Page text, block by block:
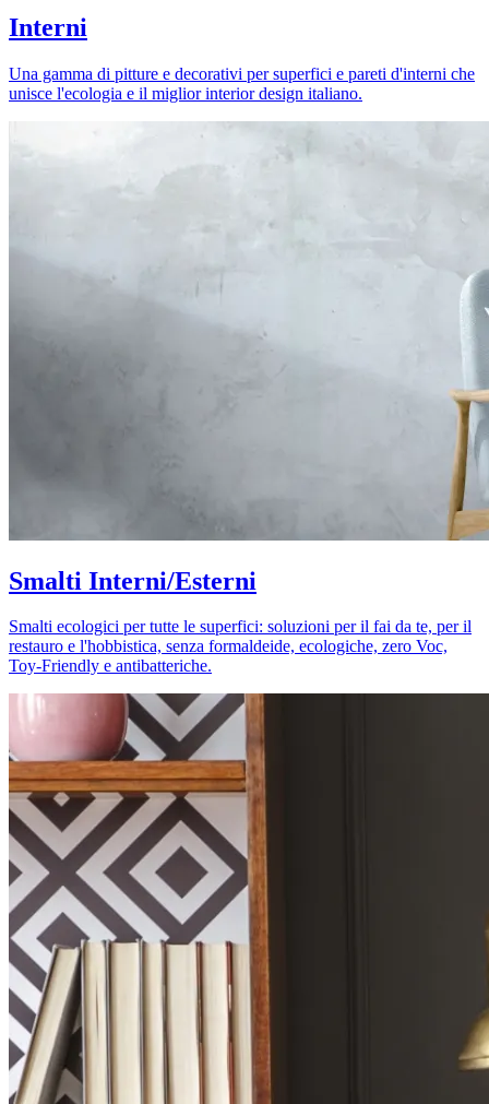
Interni
Una gamma di pitture e decorativi per superfici e pareti d'interni che
unisce l'ecologia e il miglior interior design italiano.
Smalti Interni/Esterni
Smalti ecologici per tutte le superfici: soluzioni per il fai da te, per il
restauro e l'hobbistica, senza formaldeide, ecologiche, zero Voc,
Toy-Friendly e antibatteriche.